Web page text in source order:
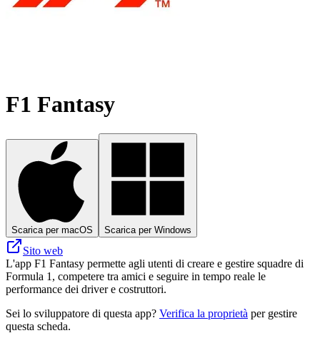
F1 Fantasy
Scarica per macOS Scarica per Windows
Sito web
L'app F1 Fantasy permette agli utenti di creare e gestire squadre di
Formula 1, competere tra amici e seguire in tempo reale le
performance dei driver e costruttori.
Sei lo sviluppatore di questa app? Verifica la proprietà per gestire
questa scheda.